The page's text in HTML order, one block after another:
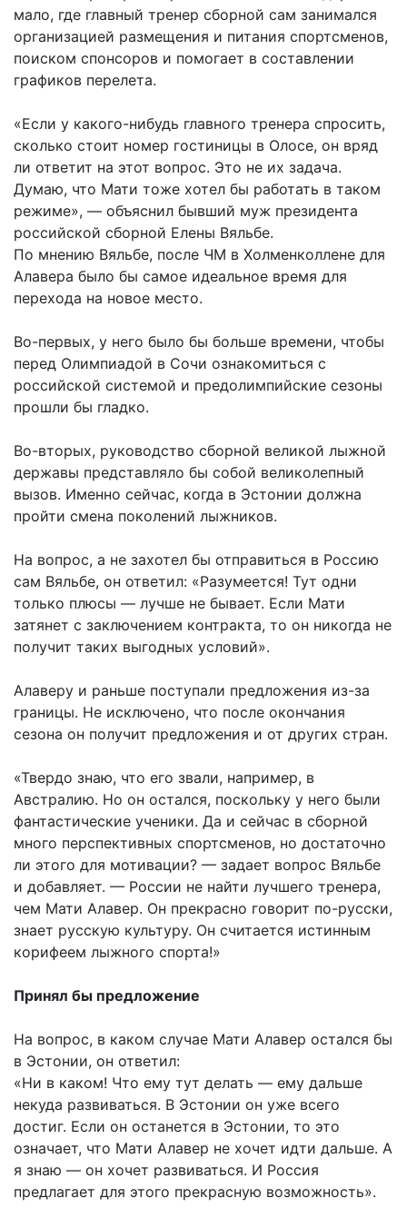
мало, где главный тренер сборной сам занимался
организацией размещения и питания спортсменов,
поиском спонсоров и помогает в составлении
графиков перелета.
«Если у какого-нибудь главного тренера спросить,
сколько стоит номер гостиницы в Олосе, он вряд
ли ответит на этот вопрос. Это не их задача.
Думаю, что Мати тоже хотел бы работать в таком
режиме», — объяснил бывший муж президента
российской сборной Елены Вяльбе.
По мнению Вяльбе, после ЧМ в Холменколлене для
Алавера было бы самое идеальное время для
перехода на новое место.
Во-первых, у него было бы больше времени, чтобы
перед Олимпиадой в Сочи ознакомиться с
российской системой и предолимпийские сезоны
прошли бы гладко.
Во-вторых, руководство сборной великой лыжной
державы представляло бы собой великолепный
вызов. Именно сейчас, когда в Эстонии должна
пройти смена поколений лыжников.
На вопрос, а не захотел бы отправиться в Россию
сам Вяльбе, он ответил: «Разумеется! Тут одни
только плюсы — лучше не бывает. Если Мати
затянет с заключением контракта, то он никогда не
получит таких выгодных условий».
Алаверу и раньше поступали предложения из-за
границы. Не исключено, что после окончания
сезона он получит предложения и от других стран.
«Твердо знаю, что его звали, например, в
Австралию. Но он остался, поскольку у него были
фантастические ученики. Да и сейчас в сборной
много перспективных спортсменов, но достаточно
ли этого для мотивации? — задает вопрос Вяльбе
и добавляет. — России не найти лучшего тренера,
чем Мати Алавер. Он прекрасно говорит по-русски,
знает русскую культуру. Он считается истинным
корифеем лыжного спорта!»
Принял бы предложение
На вопрос, в каком случае Мати Алавер остался бы
в Эстонии, он ответил:
«Ни в каком! Что ему тут делать — ему дальше
некуда развиваться. В Эстонии он уже всего
достиг. Если он останется в Эстонии, то это
означает, что Мати Алавер не хочет идти дальше. А
я знаю — он хочет развиваться. И Россия
предлагает для этого прекрасную возможность».